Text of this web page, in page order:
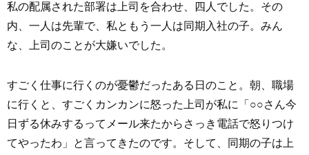
私の配属された部署は上司を合わせ、四人でした。その
内、一人は先輩で、私ともう一人は同期入社の子。みん
な、上司のことが大嫌いでした。
すごく仕事に行くのが憂鬱だったある日のこと。朝、職場
に行くと、すごくカンカンに怒った上司が私に「○○さん今
日ずる休みするってメール来たからさっき電話で怒りつけ
てやったわ」と言ってきたのです。そして、同期の子は上